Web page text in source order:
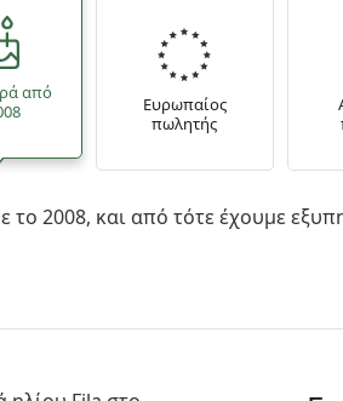
από
Ευρωπαίος
πωλητής
το 2008, και από τότε έχουμε